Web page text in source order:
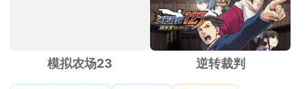
模拟农场23 逆转裁判